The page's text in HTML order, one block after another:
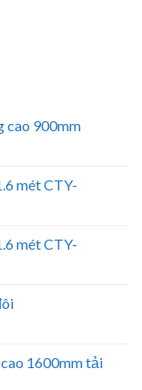
cao 900mm
mét CTY-
mét CTY-
cao 1600mm tải